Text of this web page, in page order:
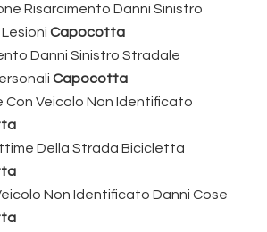
Risarcimento Danni Sinistro
Capocotta
Danni Sinistro Stradale
Capocotta
Con Veicolo Non Identificato
Della Strada Bicicletta
Non Identificato Danni Cose